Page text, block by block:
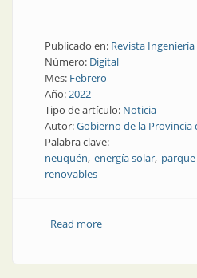
Publicado en: Revista Ingeniería
Número: Digital
Mes: Febrero
Año:2022
Tipo de artículo: Noticia
Autor:Gobierno de la Provincia
Palabra clave:
neuquén energía solar
renovables
Read moreabout Neuquén y